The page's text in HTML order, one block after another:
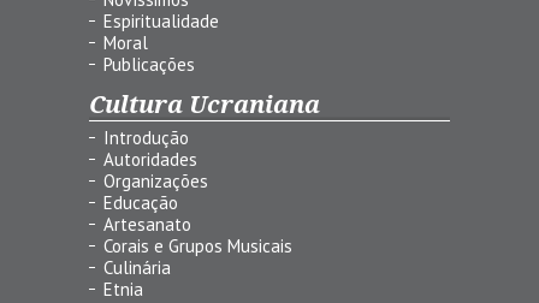
Espiritualidade
Moral
Publicações
Cultura Ucraniana
Introdução
Autoridades
Organizações
Educação
Artesanato
Corais e Grupos Musicais
Culinária
Etnia